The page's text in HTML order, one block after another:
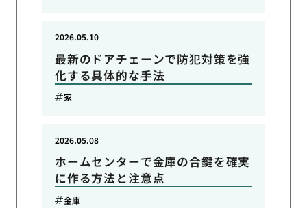
最新のドアチェーンで防犯対策を強
化する具体的な手法
2026.05.10
家
ホームセンターで金庫の合鍵を確実
に作る方法と注意点
2026.05.08
金庫